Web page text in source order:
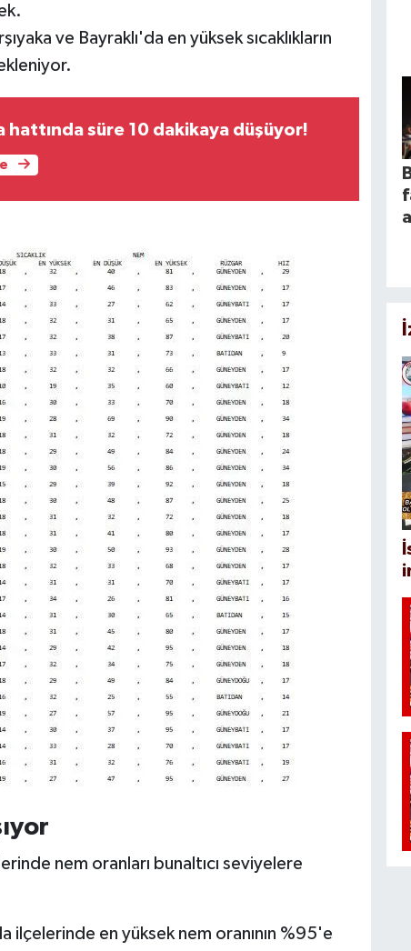
ve Bayraklı'da en yüksek sıcaklıkların
hattında süre 10 dakikaya düşüyor!
nem oranları bunaltıcı seviyelere
ilçelerinde en yüksek nem oranının %95'e